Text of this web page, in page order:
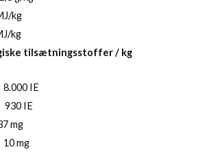
kg
kg
tilsætningsstoffer / kg
IE
930 IE
mg
mg